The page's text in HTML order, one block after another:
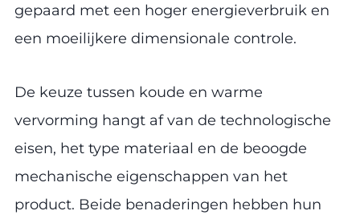
gepaard met een hoger energieverbruik en
een moeilijkere dimensionale controle.
De keuze tussen koude en warme
vervorming hangt af van de technologische
eisen, het type materiaal en de beoogde
mechanische eigenschappen van het
product. Beide benaderingen hebben hun